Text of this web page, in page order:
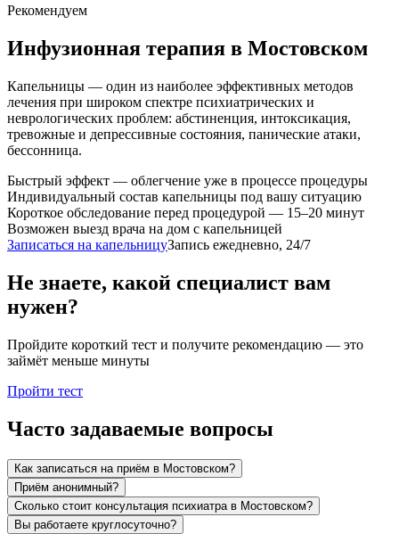
Рекомендуем
Инфузионная терапия в Мостовском
Капельницы — один из наиболее эффективных методов
лечения при широком спектре психиатрических и
неврологических проблем: абстиненция, интоксикация,
тревожные и депрессивные состояния, панические атаки,
бессонница.
Быстрый эффект — облегчение уже в процессе процедуры
Индивидуальный состав капельницы под вашу ситуацию
Короткое обследование перед процедурой — 15–20 минут
Возможен выезд врача на дом с капельницей
Записаться на капельницуЗапись ежедневно, 24/7
Не знаете, какой специалист вам
нужен?
Пройдите короткий тест и получите рекомендацию — это
займёт меньше минуты
Пройти тест
Часто задаваемые вопросы
Как записаться на приём в Мостовском?
Приём анонимный?
Сколько стоит консультация психиатра в Мостовском?
Вы работаете круглосуточно?